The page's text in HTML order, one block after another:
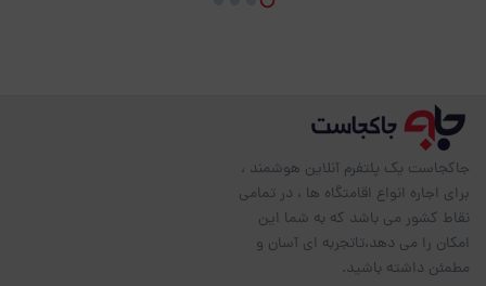
جاکجاست یک پلتفرم آنلاین هوشمند ،
برای اجاره انواع اقامتگاه ها ، در تمامی
نقاط کشور می باشد که به شما این
امکان را می دهد،تاتجربه ای آسان و
مطمئن داشته باشید.